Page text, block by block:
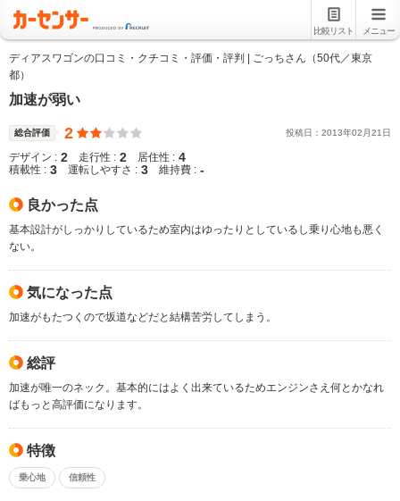
比較リスト メニュー
ディアスワゴンの口コミ・クチコミ・評価・評判 | ごっちさん（50代／東京
都）
加速が弱い
総合評価 2 投稿日： 2013年02 月21 日
デザイン : 2 走行性 : 2 居住性 : 4
積載性 : 3 運転しやすさ : 3 維持費 : -
良かった点
基本設計がしっかりしているため室内はゆったりとしているし乗り心地も悪く
ない。
気になった点
加速がもたつくので坂道などだと結構苦労してしまう。
総評
加速が唯一のネック。基本的にはよく出来ているためエンジンさえ何とかなれ
ばもっと高評価になります。
特徴
乗心地 信頼性